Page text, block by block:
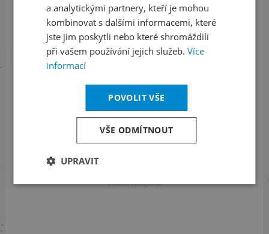
Informace o stavu objednávek
+420 461 049 232
Informace o programu
+420 257 310 414
S finanční podporou
a analytickými partnery, kteří je mohou
kombinovat s dalšími informacemi, které
jste jim poskytli nebo které shromáždili
při vašem používání jejich služeb. Více
informací
POVOLIT VŠE
VŠE ODMÍTNOUT
UPRAVIT